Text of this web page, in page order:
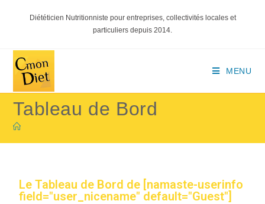
Diététicien Nutritionniste pour entreprises, collectivités locales et
particuliers depuis 2014.
MENU
Tableau de Bord
Le Tableau de Bord de [namaste-userinfo
field="user_nicename" default="Guest"]